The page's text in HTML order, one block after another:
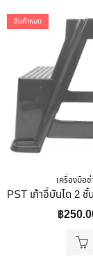
สินค้าหมด
เครื่องมือช่
฿